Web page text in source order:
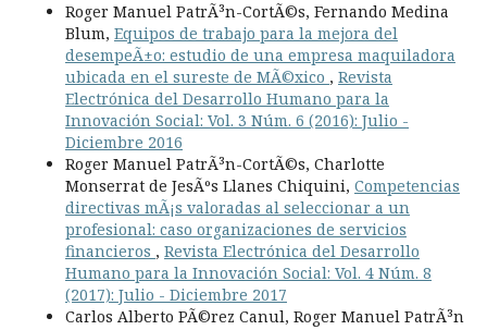
Roger Manuel PatrÃ³n-CortÃ©s, Fernando Medina
Blum, Equipos de trabajo para la mejora del
desempeÃ±o: estudio de una empresa maquiladora
ubicada en el sureste de MÃ©xico , Revista
Electrónica del Desarrollo Humano para la
Innovación Social: Vol. 3 Núm. 6 (2016): Julio -
Diciembre 2016
Roger Manuel PatrÃ³n-CortÃ©s, Charlotte
Monserrat de JesÃºs Llanes Chiquini, Competencias
directivas mÃ¡s valoradas al seleccionar a un
profesional: caso organizaciones de servicios
financieros , Revista Electrónica del Desarrollo
Humano para la Innovación Social: Vol. 4 Núm. 8
(2017): Julio - Diciembre 2017
Carlos Alberto PÃ©rez Canul, Roger Manuel PatrÃ³n